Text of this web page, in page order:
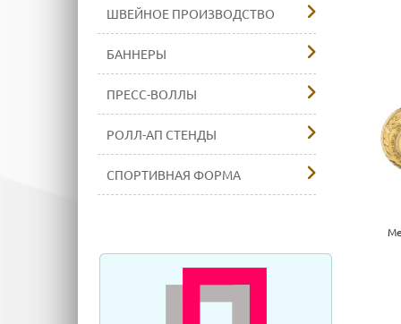
ШВЕЙНОЕ ПРОИЗВОДСТВО
БАННЕРЫ
ПРЕСС-ВОЛЛЫ
РОЛЛ-АП СТЕНДЫ
СПОРТИВНАЯ ФОРМА